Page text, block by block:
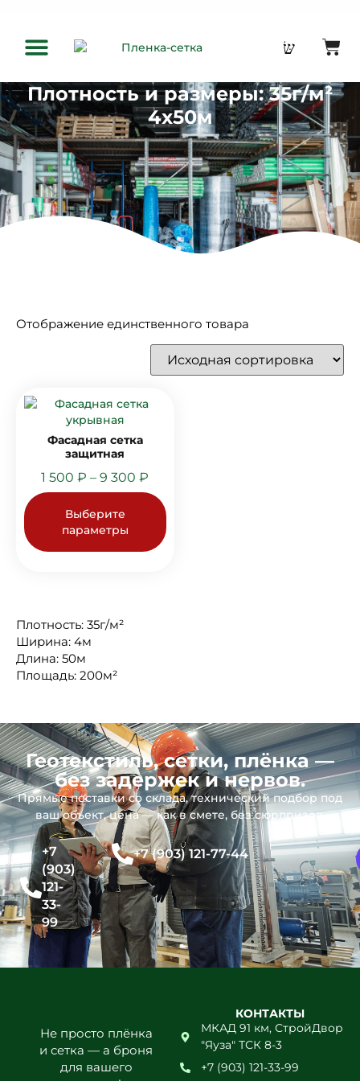
Плотность и размеры: 35г/м²
4х50м
Отображение единственного товара
Фасадная сетка
защитная
1 500₽ – 9 300₽
Выберите
параметры
Плотность: 35г/м²
Ширина: 4м
Длина: 50м
Площадь: 200м²
Геотекстиль, сетки, плёнка —
без задержек и нервов.
Прямые поставки со склада, технический подбор под
ваш объект, цена — как в смете, без сюрпризов.
+7
(903)
121-
33-
99
+7 (903) 121-77-44
Не просто плёнка
и сетка — а броня
для вашего
КОНТАКТЫ
МКАД 91 км, СтройДвор
"Яуза" ТСК 8-3
+7 (903) 121-33-99